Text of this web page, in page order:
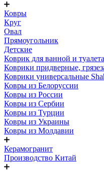
Ковры
Круг
Овал
Прямоугольник
Детские
Коврик для ванной и туалета
Коврики придверные,
Коврики универсальные
Ковры из Белоруссии
Ковры из России
Ковры из Сербии
Ковры из Турции
Ковры из Украины
Ковры из Молдавии
Керамогранит
Производство Китай